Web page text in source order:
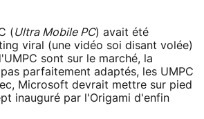
(Ultra Mobile PC) avait été
viral (une vidéo soi disant volée)
sont sur le marché, la
parfaitement adaptés, les UMPC
Microsoft devrait mettre sur pied
inauguré par l'Origami d'enfin